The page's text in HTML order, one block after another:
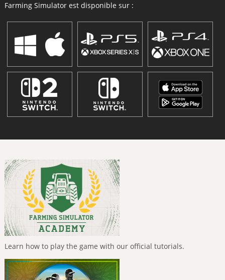
Farming Simulator est disponible sur :
Learn how to play the game with our official tutorials.